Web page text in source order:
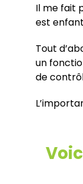
Il me fait
est
Tout
un
de